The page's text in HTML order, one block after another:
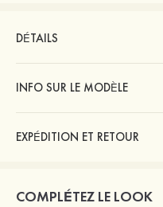
DÉTAILS
INFO SUR LE MODÈLE
EXPÉDITION ET RETOUR
COMPLÉTEZ LE LOOK